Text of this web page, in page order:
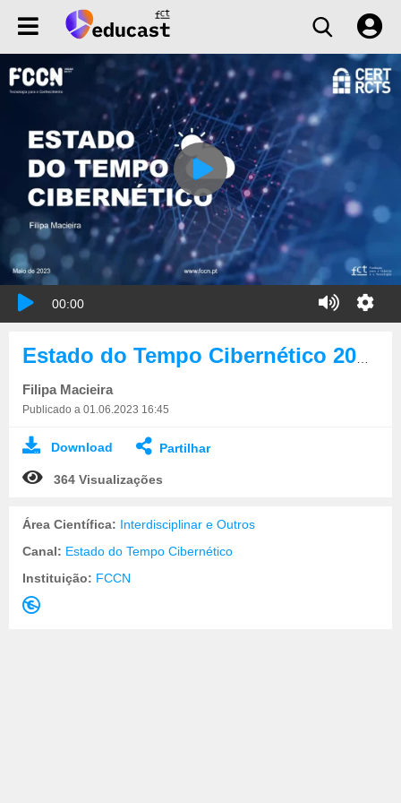
00:00
Filipa Macieira
Publicado a 01.06.2023 16:45
Download Partilhar
364 Visualizações
Área Científica: Interdisciplinar e Outros
Canal: Estado do Tempo Cibernético
Instituição: FCCN